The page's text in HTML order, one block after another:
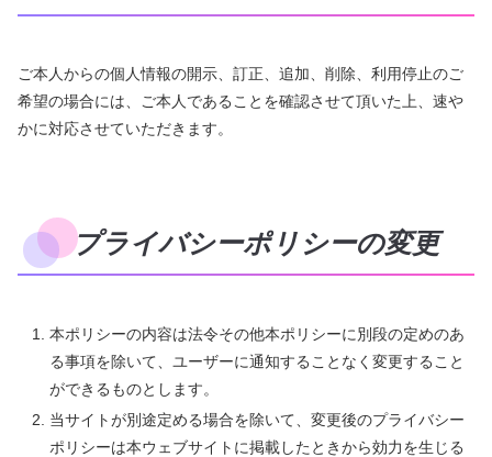
ご本人からの個人情報の開示、訂正、追加、削除、利用停止のご
希望の場合には、ご本人であることを確認させて頂いた上、速や
かに対応させていただきます。
プライバシーポリシーの変更
本ポリシーの内容は法令その他本ポリシーに別段の定めのあ
る事項を除いて、ユーザーに通知することなく変更すること
ができるものとします。
当サイトが別途定める場合を除いて、変更後のプライバシー
ポリシーは本ウェブサイトに掲載したときから効力を生じる